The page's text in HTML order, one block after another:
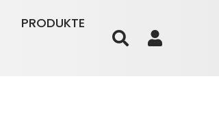
PRODUKTE